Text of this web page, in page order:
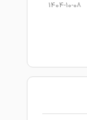
1404-10-08
1404-09-18